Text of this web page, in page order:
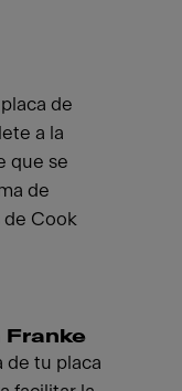
de
a la
que se
de
de Cook
Franke
de tu placa